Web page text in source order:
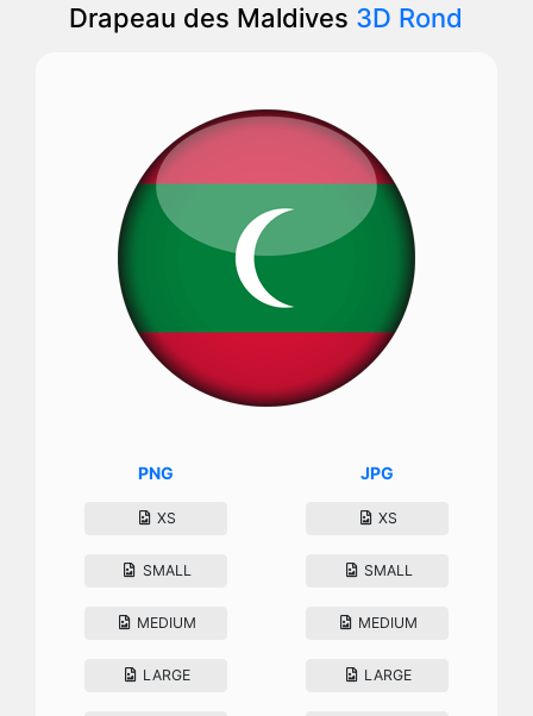
Drapeau des Maldives 3D Rond
PNG
XS
SMALL
MEDIUM
LARGE
JPG
XS
SMALL
MEDIUM
LARGE